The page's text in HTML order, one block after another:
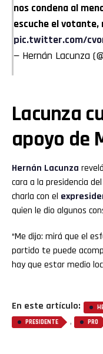
nos condena al
escuche el votante,
pic.twitter.com/
— Hernán Lacunza
Lacunza
apoyo de
Hernán Lacunza
cara a la presidencia
charla con el
quien le dio algunos
“Me dijo: mirá que el
partido te puede
hay que estar medio
En este artículo:
PRESIDENTE , PRO